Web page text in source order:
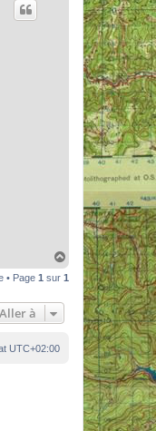
u
• Page 1 sur 1
Aller à
UTC+02:00